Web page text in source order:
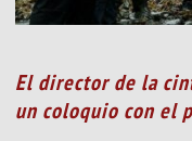
El director de la
un coloquio con el